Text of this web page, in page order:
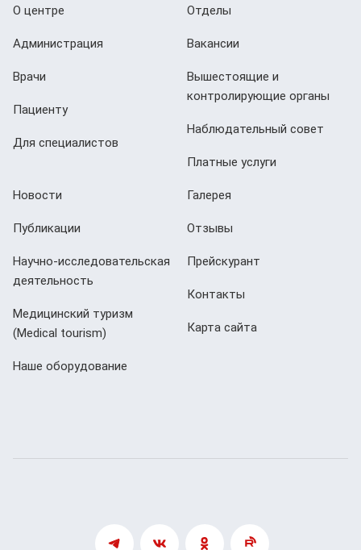
О центре
Администрация
Врачи
Пациенту
Для специалистов
Отделы
Вакансии
Вышестоящие и
контролирующие органы
Наблюдательный совет
Платные услуги
Новости
Публикации
Научно-исследовательская
деятельность
Медицинский туризм
(Мedical tourism)
Наше оборудование
Галерея
Отзывы
Прейскурант
Контакты
Карта сайта